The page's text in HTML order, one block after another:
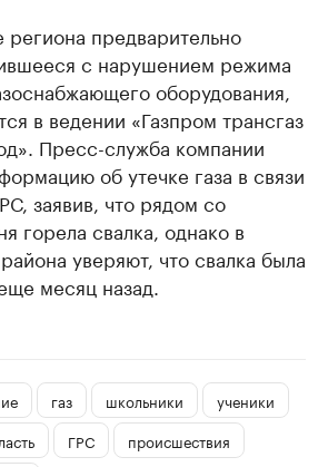
региона предварительно
с нарушением режима
оборудования,
в ведении «Газпром трансгаз
Пресс-служба компании
об утечке газа в связи
заявив, что рядом со
горела свалка, однако в
уверяют, что свалка была
месяц назад.
газ школьники
ученики
ГРС
происшествия